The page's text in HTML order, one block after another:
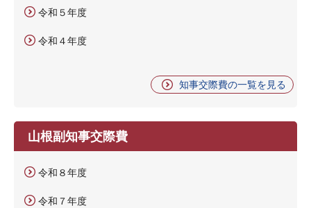
令和５年度
令和４年度
知事交際費の一覧を見る
山根副知事交際費
令和８年度
令和７年度